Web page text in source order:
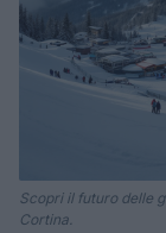
Scopri il futuro delle
Cortina.